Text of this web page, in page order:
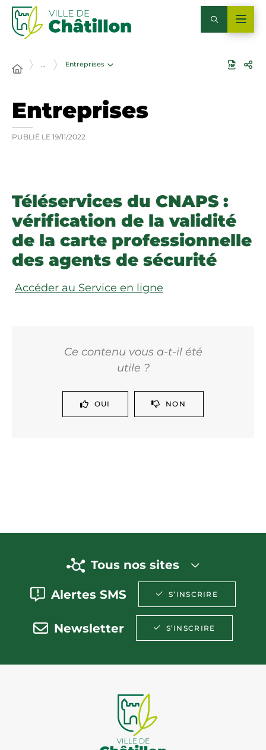
… Entreprises
Entreprises
PUBLIÉ LE 19/11/2022
Téléservices du CNAPS :
vérification de la validité
de la carte professionnelle
des agents de sécurité
Accéder au Service en ligne
Ce contenu vous a-t-il été
utile ?
OUI NON
Tous nos sites
Alertes SMS S’INSCRIRE
Newsletter S’INSCRIRE